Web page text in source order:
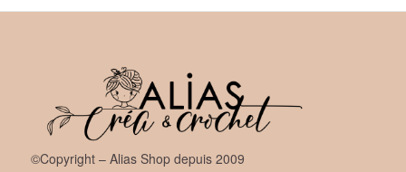
©Copyright – Alias Shop depuis 2009